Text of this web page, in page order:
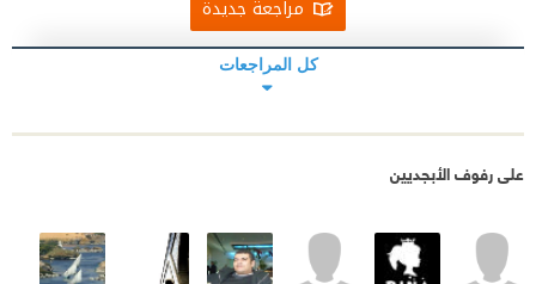
مراجعة جديدة
كل المراجعات
على رفوف الأبجديين